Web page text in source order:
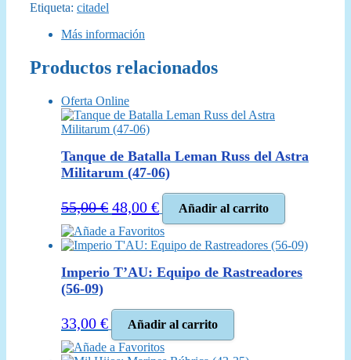
Etiqueta: citadel
Más información
Productos relacionados
Oferta Online
Tanque de Batalla Leman Russ del Astra
Militarum (47-06)
55,00€ El
precio
original
era:
55,00 €.
48,00 €El
precio
actual
es:
48,00 €.
Añadir al carrito
Añade a Favoritos
Imperio T’AU: Equipo de Rastreadores
(56-09)
33,00 €
Añadir al carrito
Añade a Favoritos